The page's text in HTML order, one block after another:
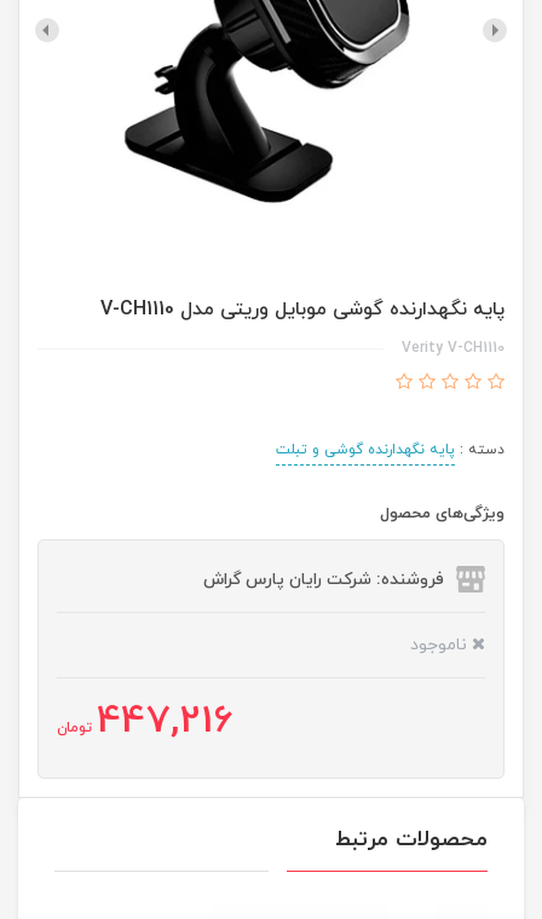
پایه نگهدارنده گوشی موبایل وریتی مدل V-CH1110
Verity V-CH1110
دسته : پایه نگهدارنده گوشی و تبلت
ویژگی‌های محصول
فروشنده: شرکت رایان پارس گراش
ناموجود
447,216 تومان
محصولات مرتبط